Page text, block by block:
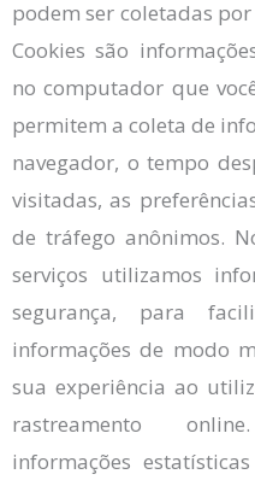
podem ser coletadas
Cookies são
no computador que
permitem a coleta de
navegador, o tempo
visitadas, as
de tráfego anônimos.
serviços utilizamos
segurança, para
informações de modo
sua experiência ao
rastreamento
informações